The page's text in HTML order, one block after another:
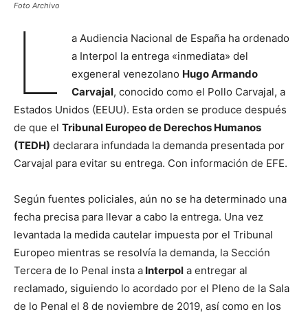
Foto Archivo
L
a Audiencia Nacional de España ha ordenado
a Interpol la entrega «inmediata» del
exgeneral venezolano Hugo Armando
Carvajal, conocido como el Pollo Carvajal, a
Estados Unidos (EEUU). Esta orden se produce después
de que el Tribunal Europeo de Derechos Humanos
(TEDH) declarara infundada la demanda presentada por
Carvajal para evitar su entrega. Con información de EFE.
Según fuentes policiales, aún no se ha determinado una
fecha precisa para llevar a cabo la entrega. Una vez
levantada la medida cautelar impuesta por el Tribunal
Europeo mientras se resolvía la demanda, la Sección
Tercera de lo Penal insta a Interpol a entregar al
reclamado, siguiendo lo acordado por el Pleno de la Sala
de lo Penal el 8 de noviembre de 2019, así como en los